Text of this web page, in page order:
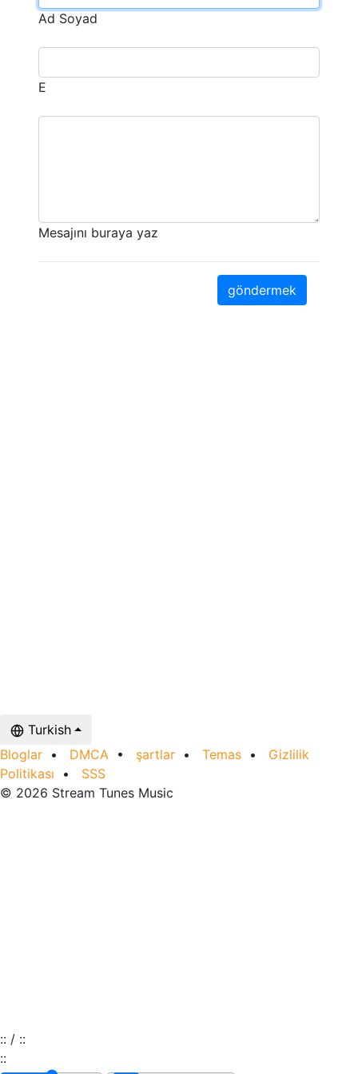
Ad Soyad
E
Mesajını buraya yaz
göndermek
Turkish
Bloglar • DMCA • şartlar • Temas • Gizlilik
Politikası • SSS
© 2026 Stream Tunes Music
:: / ::
::